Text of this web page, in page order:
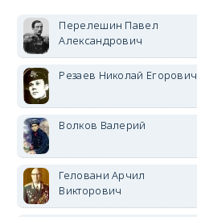
Перелешин Павел
Александрович
Резаев Николай Егорович
Волков Валерий
Геловани Арчил
Викторович